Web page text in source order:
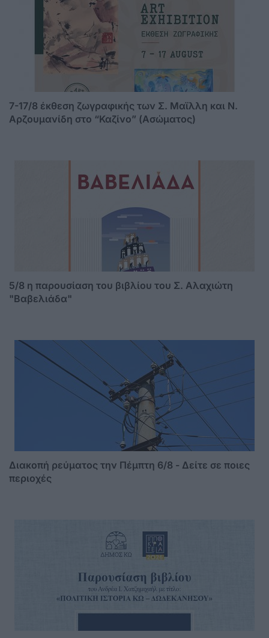
7-17/8 έκθεση ζωγραφικής των Σ. Μαϊλλη και Ν.
Αρζουμανίδη στο “Καζίνο” (Ασώματος)
5/8 η παρουσίαση του βιβλίου του Σ. Αλαχιώτη
"Βαβελιάδα"
Διακοπή ρεύματος την Πέμπτη 6/8 - Δείτε σε ποιες
περιοχές